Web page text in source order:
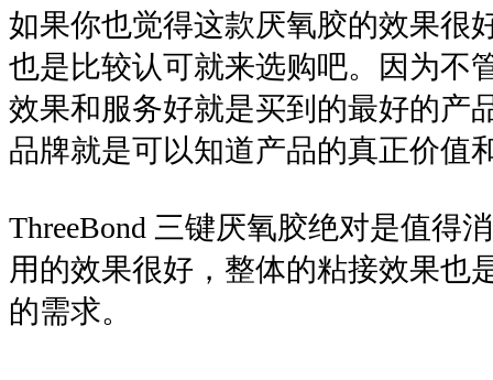
如果你也觉得这款厌氧胶的效果很
也是比较认可就来选购吧。因为不
效果和服务好就是买到的最好的产
品牌就是可以知道产品的真正价值
ThreeBond 三键厌氧胶绝对是值得
用的效果很好，整体的粘接效果也
的需求。